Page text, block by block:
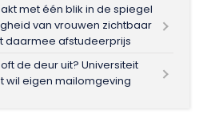
met één blik in de spiegel
van vrouwen zichtbaar
daarmee afstudeerprijs
de deur uit? Universiteit
wil eigen mailomgeving